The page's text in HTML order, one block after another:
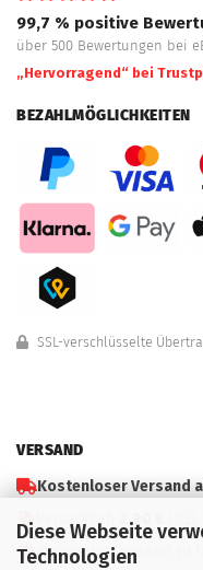
Diese Webseite
Technologien
99,7 % positive
über 500 Bewertungen bei
„Hervorragend“ bei
BEZAHLMÖGLICHKEITEN
SSL-verschlüsselte
VERSAND
Kostenloser Versand
Versand ab
2,90 €
Weltweiter Versand zu